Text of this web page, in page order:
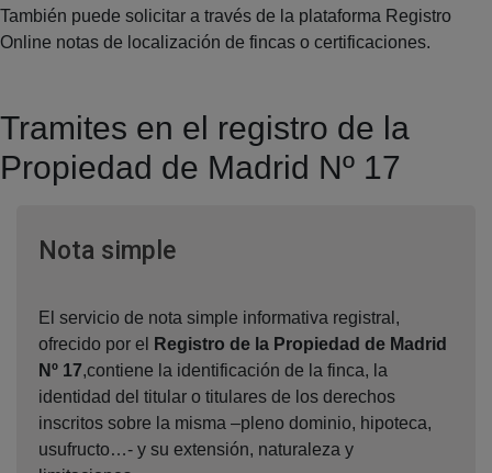
También puede solicitar a través de la plataforma Registro
Online notas de localización de fincas o certificaciones.
Tramites en el registro de la
Propiedad de Madrid Nº 17
Nota simpleVentana nueva
El servicio de nota simple informativa registral,
ofrecido por el
Registro de la Propiedad de Madrid
Nº 17,contiene la identificación de la finca, la
identidad del titular o titulares de los derechos
inscritos sobre la misma –pleno dominio, hipoteca,
usufructo…- y su extensión, naturaleza y